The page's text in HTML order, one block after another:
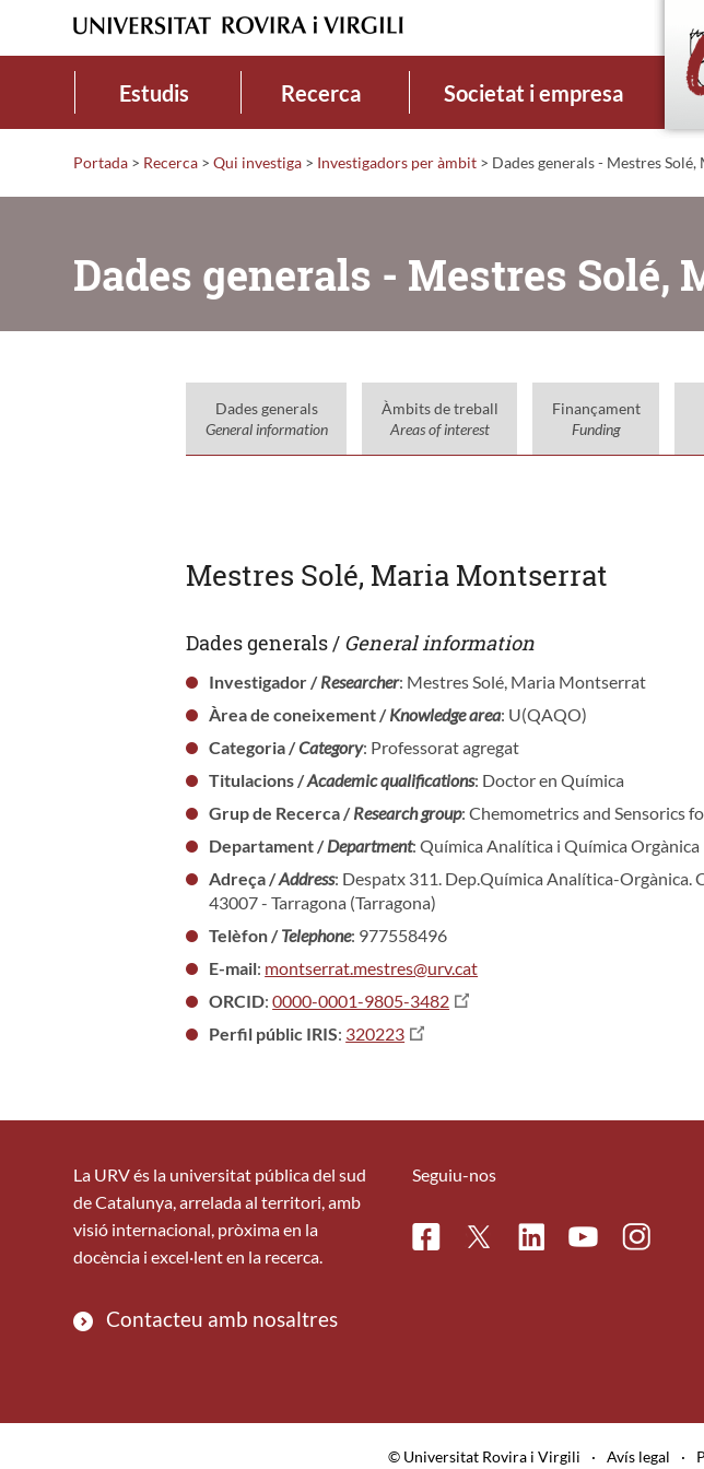
Estudis Recerca Societat i empresa
Portada > Recerca > Qui investiga > Investigadors per àmbit > Dades generals - Mestres
Dades generals - Mestres Solé,
Dades generals
General information
Àmbits de treball
Areas of interest
Finançament
Funding
Mestres Solé, Maria Montserrat
Dades generals / General information
Investigador /Researcher: Mestres Solé, Maria Montserrat
Àrea de coneixement /Knowledge area: U(QAQO)
Categoria /Category: Professorat agregat
Titulacions /Academic qualifications: Doctor en Química
Grup de Recerca /Research group: Chemometrics and Sensorics
Departament /Department: Química Analítica i Química Orgànica
Adreça /Address: Despatx 311. Dep.Química Analítica-Orgànica.
43007 - Tarragona (Tarragona)
Telèfon /Telephone: 977558496
E-mail: montserrat.mestres@urv.cat
ORCID:0000-0001-9805-3482
Perfil públic IRIS: 320223
La URV és la universitat pública del sud
de Catalunya, arrelada al territori, amb
visió internacional, pròxima en la
docència i excel·lent en la recerca.
Contacteu amb nosaltres
Seguiu-nos
FacebookTwitterLinkedinYoutubeInstagram
© Universitat Rovira i Virgili · Avís legal ·